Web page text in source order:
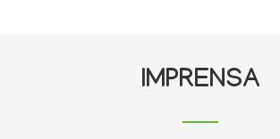
IMPRENSA